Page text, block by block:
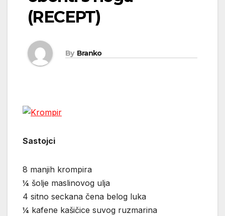
(RECEPT)
By Branko
Sastojci
8 manjih krompira
¼ šolje maslinovog ulja
4 sitno seckana čena belog luka
¼ kafene kašičice suvog ruzmarina